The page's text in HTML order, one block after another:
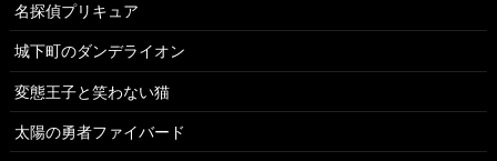
名探偵プリキュア
城下町のダンデライオン
変態王子と笑わない猫
太陽の勇者ファイバード